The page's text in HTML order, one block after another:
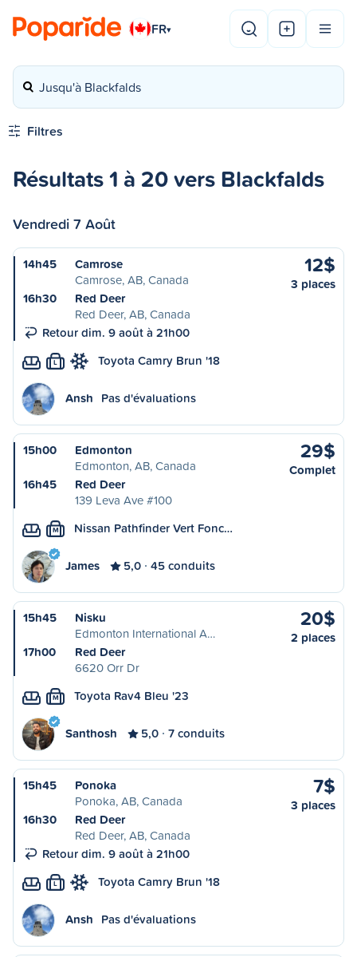
FR▾
Jusqu'à Blackfalds
Filtres
Résultats 1 à 20 vers Blackfalds
Vendredi 7 Août
14h45
Camrose
Camrose, AB, Canada
16h30
Red Deer
Red Deer, AB, Canada
Retour dim. 9 août à 21h00
12$
3 places
L Toyota Camry Brun '18
Ansh Pas d'évaluations
15h00
Edmonton
Edmonton, AB, Canada
16h45
Red Deer
139 Leva Ave #100
29$
Complet
M Nissan Pathfinder Vert Fonc…
James 5,0 45 conduits
15h45
Nisku
Edmonton International A…
17h00
Red Deer
6620 Orr Dr
20$
2 places
M Toyota Rav4 Bleu '23
Santhosh 5,0 7 conduits
15h45
Ponoka
Ponoka, AB, Canada
16h30
Red Deer
Red Deer, AB, Canada
Retour dim. 9 août à 21h00
7$
3 places
L Toyota Camry Brun '18
Ansh Pas d'évaluations